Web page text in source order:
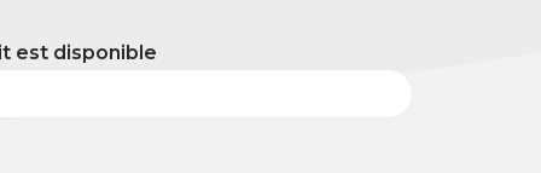
est disponible